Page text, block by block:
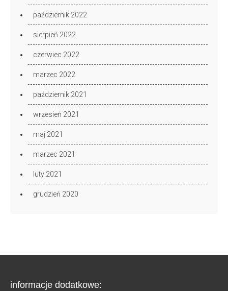
październik 2022
sierpień 2022
czerwiec 2022
marzec 2022
październik 2021
wrzesień 2021
maj 2021
marzec 2021
luty 2021
grudzień 2020
informacje dodatkowe: